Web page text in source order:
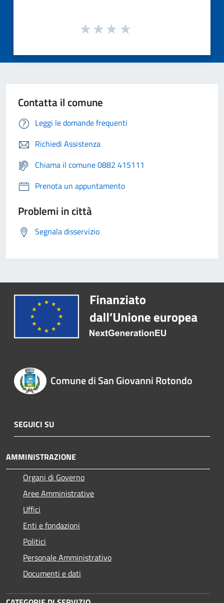
Contatta il comune
Leggi le domande frequenti
Richiedi Assistenza
Chiama il comune 0882 415111
Prenota un appuntamento
Problemi in città
Segnala disservizio
Comune di San Giovanni Rotondo
SEGUICI SU
AMMINISTRAZIONE
Organi di Governo
Aree Amministrative
Uffici
Enti e fondazioni
Politici
Personale Amministrativo
Documenti e dati